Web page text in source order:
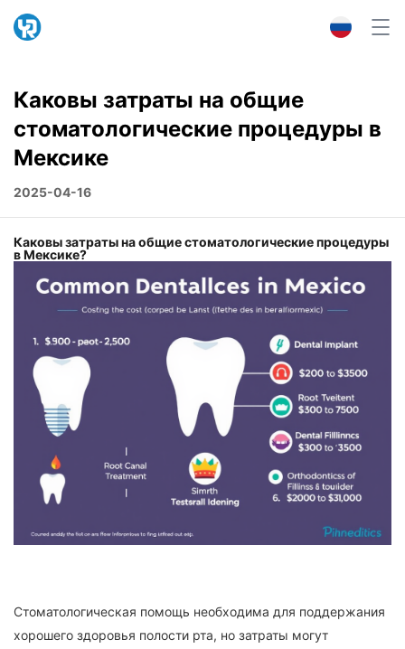
Каковы затраты на общие
стоматологические процедуры в
Мексике
2025-04-16
Каковы затраты на общие стоматологические процедуры
в Мексике?
Стоматологическая помощь необходима для поддержания
хорошего здоровья полости рта, но затраты могут